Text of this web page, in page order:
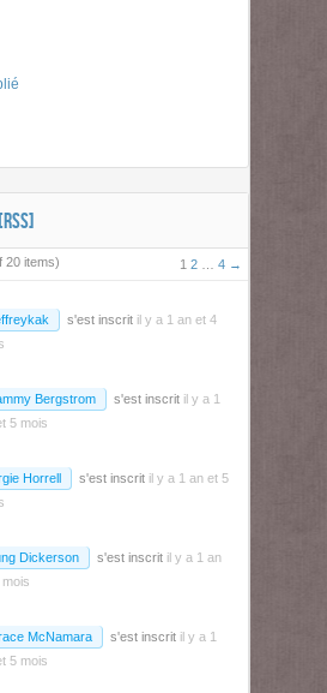
[RSS]
20 items) 1 2 4 →
s'est inscrit il y a 1 an et 4
Bergstrom s'est inscrit il y a 1
5 mois
Horrell s'est inscrit il y a 1 an et 5
Dickerson s'est inscrit il y a 1 an
McNamara s'est inscrit il y a 1
5 mois